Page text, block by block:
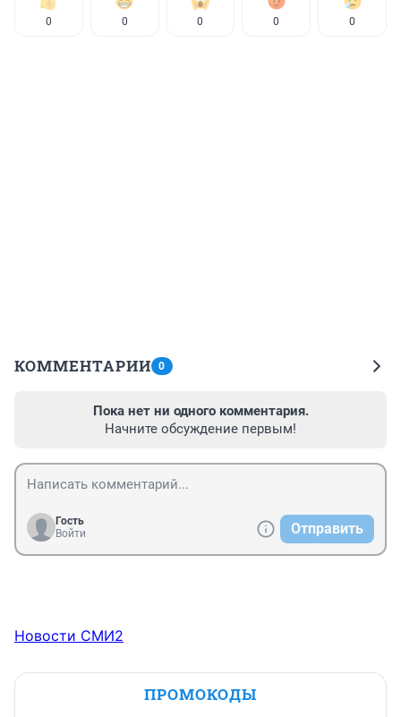
0 0 0 0 0
КОММЕНТАРИИ 0
Пока нет ни одного комментария.
Начните обсуждение первым!
Гость
Войти
Отправить
Новости СМИ2
ПРОМОКОДЫ